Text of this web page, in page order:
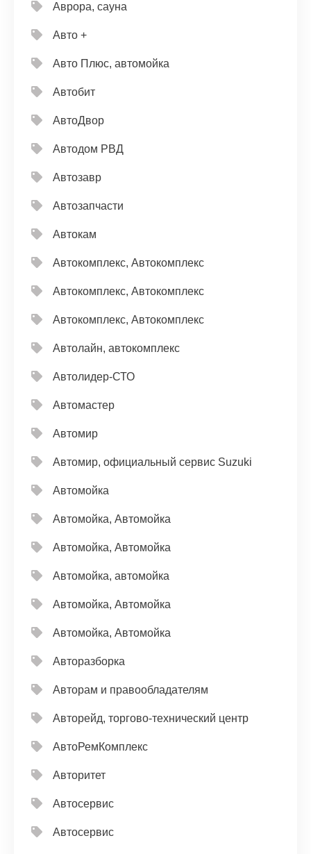
Аврора, сауна
Авто +
Авто Плюс, автомойка
Автобит
АвтоДвор
Автодом РВД
Автозавр
Автозапчасти
Автокам
Автокомплекс, Автокомплекс
Автокомплекс, Автокомплекс
Автокомплекс, Автокомплекс
Автолайн, автокомплекс
Автолидер-СТО
Автомастер
Автомир
Автомир, официальный сервис Suzuki
Автомойка
Автомойка, Автомойка
Автомойка, Автомойка
Автомойка, автомойка
Автомойка, Автомойка
Автомойка, Автомойка
Авторазборка
Авторам и правообладателям
Авторейд, торгово-технический центр
АвтоРемКомплекс
Авторитет
Автосервис
Автосервис